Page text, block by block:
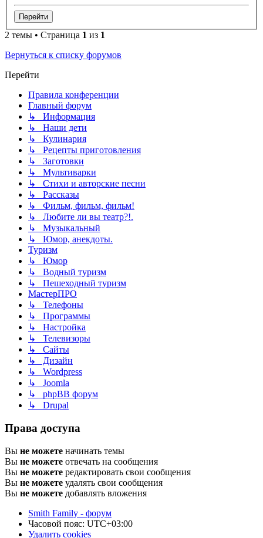
2 темы • Страница 1 из 1
Вернуться к списку форумов
Перейти
Правила конференции
Главный форум
↳ Информация
↳ Наши дети
↳ Кулинария
↳ Рецепты приготовления
↳ Заготовки
↳ Мультиварки
↳ Стихи и авторские песни
↳ Рассказы
↳ Фильм, фильм, фильм!
↳ Любите ли вы театр?!.
↳ Музыкальный
↳ Юмор, анекдоты.
Туризм
↳ Юмор
↳ Водный туризм
↳ Пешеходный туризм
МастерПРО
↳ Телефоны
↳ Программы
↳ Настройка
↳ Телевизоры
↳ Сайты
↳ Дизайн
↳ Wordpress
↳ Joomla
↳ phpBB форум
↳ Drupal
Права доступа
Вы не можете начинать темы
Вы не можете отвечать на сообщения
Вы не можете редактировать свои сообщения
Вы не можете удалять свои сообщения
Вы не можете добавлять вложения
Smith Family - форум
Часовой пояс: UTC+03:00
Удалить cookies